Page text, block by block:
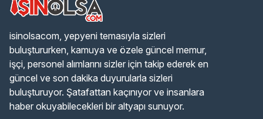
isinolsacom, yepyeni temasıyla sizleri
buluştururken, kamuya ve özele güncel memur,
işçi, personel alımlarını sizler için takip ederek en
güncel ve son dakika duyurularla sizleri
buluşturuyor. Şatafattan kaçınıyor ve insanlara
haber okuyabilecekleri bir altyapı sunuyor.